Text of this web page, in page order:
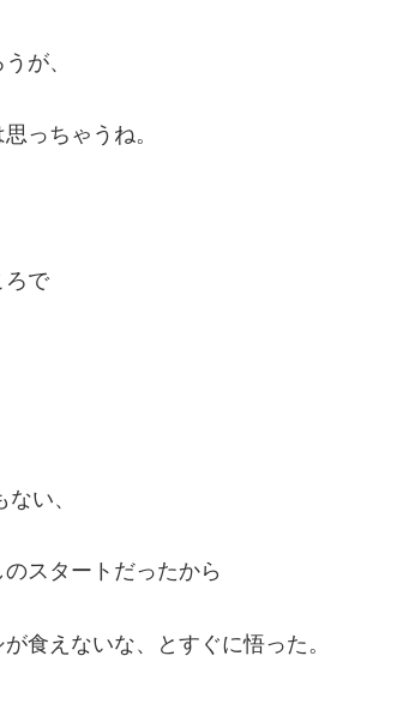
が、
っちゃうね。
ろで
い、
スタートだったから
食えないな、とすぐに悟った。